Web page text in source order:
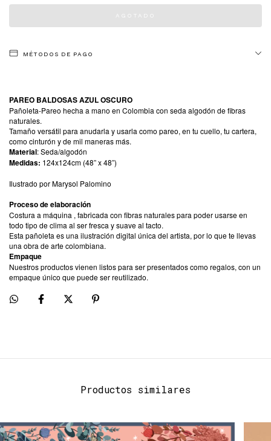
MÉTODOS DE PAGO
PAREO BALDOSAS AZUL OSCURO
Pañoleta-Pareo hecha a mano en Colombia con seda algodón de fibras
naturales.
Tamaño versátil para anudarla y usarla como pareo, en tu cuello, tu cartera,
como cinturón y de mil maneras más.
Material: Seda/algodón
Medidas: 124x124cm (48” x 48”)
Ilustrado por Marysol Palomino
Proceso de elaboración
Costura a máquina , fabricada con fibras naturales para poder usarse en
todo tipo de clima al ser fresca y suave al tacto.
Esta pañoleta es una ilustración digital única del artista, por lo que te llevas
una obra de arte colombiana.
Empaque
Nuestros productos vienen listos para ser presentados como regalos, con un
empaque único que puede ser reutilizado.
Productos similares